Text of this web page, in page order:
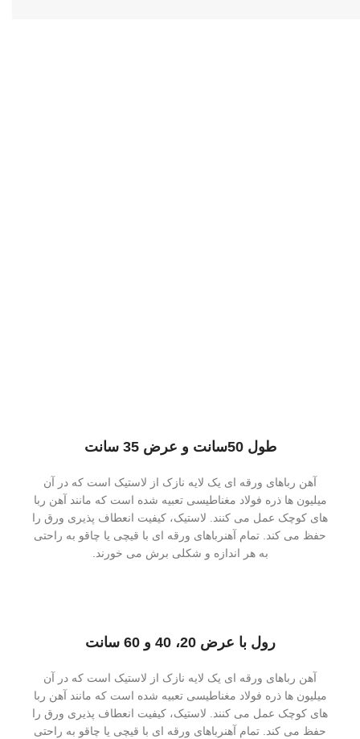
طول 50سانت و عرض 35 سانت
آهن رباهای ورقه ای یک لایه نازک از لاستیک است که در آن
میلیون ها ذره فولاد مغناطیسی تعبیه شده است که مانند آهن ربا
های کوچک عمل می کنند. لاستیک، کیفیت انعطاف پذیری ورق را
حفظ می کند. تمام آهنرباهای ورقه ای با قیچی یا چاقو به راحتی
به هر اندازه و شکلی برش می خورند.
رول با عرض 20، 40 و 60 سانت
آهن رباهای ورقه ای یک لایه نازک از لاستیک است که در آن
میلیون ها ذره فولاد مغناطیسی تعبیه شده است که مانند آهن ربا
های کوچک عمل می کنند. لاستیک، کیفیت انعطاف پذیری ورق را
حفظ می کند. تمام آهنرباهای ورقه ای با قیچی یا چاقو به راحتی